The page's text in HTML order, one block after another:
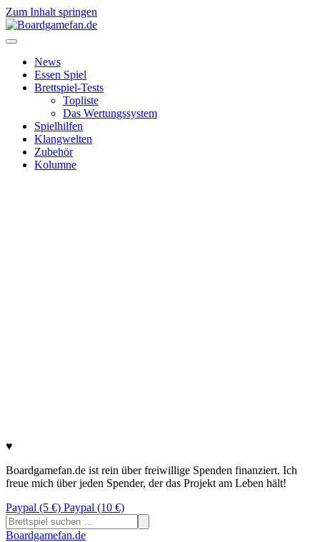
Zum Inhalt springen
News
Essen Spiel
Brettspiel-Tests
Topliste
Das Wertungssystem
Spielhilfen
Klangwelten
Zubehör
Kolumne
♥
Boardgamefan.de ist rein über freiwillige Spenden finanziert. Ich
freue mich über jeden Spender, der das Projekt am Leben hält!
Paypal (5 €) Paypal (10 €)
Suchen
nach:
Boardgamefan.de